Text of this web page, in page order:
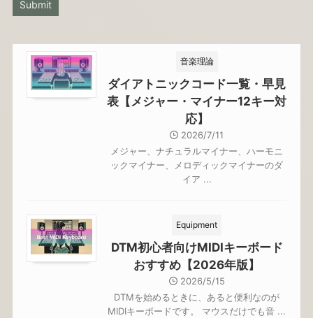
音楽理論
ダイアトニックコード一覧・早見
表【メジャー・マイナー12キー対
応】
2026/7/11
メジャー、ナチュラルマイナー、ハーモニ
ックマイナー、メロディックマイナーのダ
イア ...
Equipment
DTM初心者向けMIDIキーボード
おすすめ【2026年版】
2026/5/15
DTMを始めるときに、あると便利なのが
MIDIキーボードです。 マウスだけでも音 ...